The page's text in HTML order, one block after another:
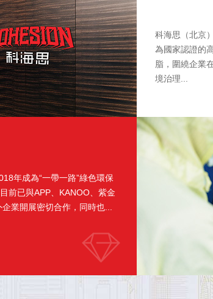
科海思（北京
為國家認證的
脂，圍繞企業
境治理...
年成為“一帶一路”綠色環保
前已與APP、KANOO、紫金
業開展密切合作，同時也...